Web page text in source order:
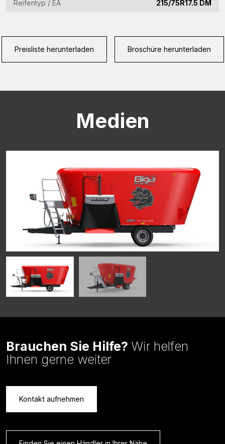
Reifentyp / EA 215/75R17.5 DM
Preisliste herunterladen Broschüre herunterladen
Medien
Brauchen Sie Hilfe? Wir helfen
Ihnen gerne weiter
Kontakt aufnehmen
CAPTCHA